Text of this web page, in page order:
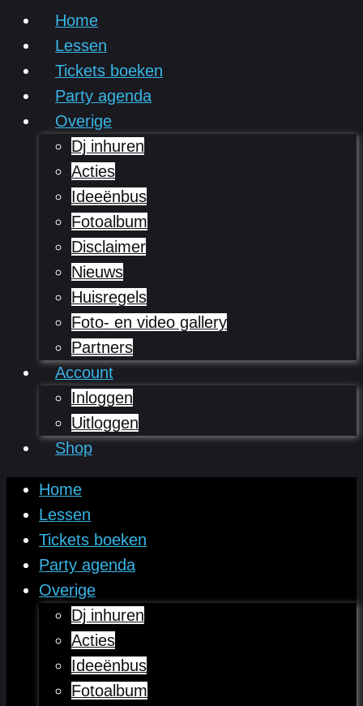
Home
Lessen
Tickets boeken
Party agenda
Overige
Dj inhuren
Acties
Ideeënbus
Fotoalbum
Disclaimer
Nieuws
Huisregels
Foto- en video gallery
Partners
Account
Inloggen
Uitloggen
Shop
Home
Lessen
Tickets boeken
Party agenda
Overige
Dj inhuren
Acties
Ideeënbus
Fotoalbum